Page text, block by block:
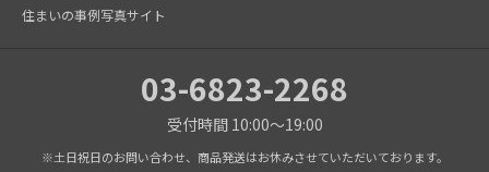
住まいの事例写真サイト
03-6823-2268
受付時間 10:00～19:00
※土日祝日のお問い合わせ、商品発送はお休みさせていただいております。